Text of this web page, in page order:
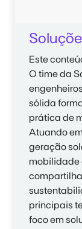
Este
O time da
sólida
prática de
Atuando
geração
mobilidade
principais
foco em